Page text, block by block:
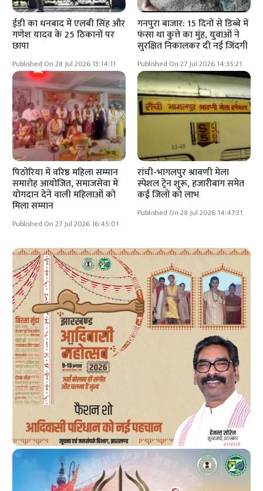
ईडी का धनबाद में एलबी सिंह और
गणेश यादव के 25 ठिकानों पर
छापा
Published On 28 Jul 2026 13:14:11
गनपुरा बाजार: 15 दिनों से डिब्बे में
फंसा था कुत्ते का मुंह, युवाओं ने
सुरक्षित निकालकर दी नई जिंदगी
Published On 27 Jul 2026 14:35:21
पिठोरिया में वरिष्ठ महिला सम्मान
समारोह आयोजित, समाजसेवा में
योगदान देने वाली महिलाओं को
मिला सम्मान
Published On 27 Jul 2026 16:45:01
रांची-भागलपुर श्रावणी मेला
स्पेशल ट्रेन शुरू, हजारीबाग समेत
कई जिलों को लाभ
Published On 28 Jul 2026 14:47:31